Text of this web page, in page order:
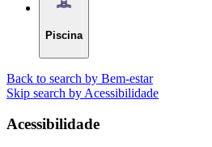
Piscina
Back to search by Bem-estar
Skip search by Acessibilidade
Acessibilidade